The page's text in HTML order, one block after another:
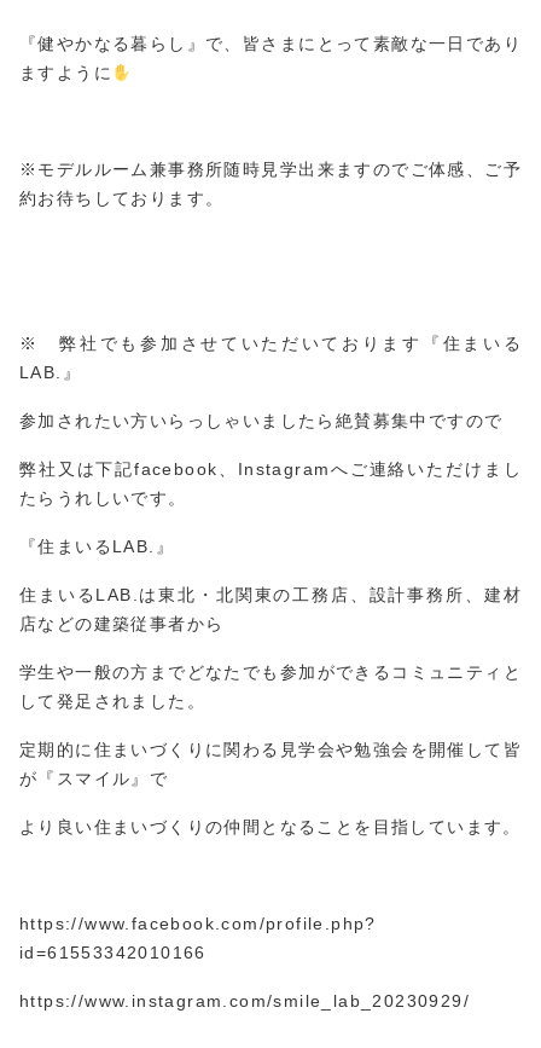
『健やかなる暮らし』で、皆さまにとって素敵な一日であり
ますように
※モデルルーム兼事務所随時見学出来ますのでご体感、ご予
約お待ちしております。
※ 弊社でも参加させていただいております『住まいる
LAB.』
参加されたい方いらっしゃいましたら絶賛募集中ですので
弊社又は下記facebook、Instagramへご連絡いただけまし
たらうれしいです。
『住まいるLAB.』
住まいるLAB.は東北・北関東の工務店、設計事務所、建材
店などの建築従事者から
学生や一般の方までどなたでも参加ができるコミュニティと
して発足されました。
定期的に住まいづくりに関わる見学会や勉強会を開催して皆
が『スマイル』で
より良い住まいづくりの仲間となることを目指しています。
https://www.facebook.com/profile.php?
id=61553342010166
https://www.instagram.com/smile_lab_20230929/